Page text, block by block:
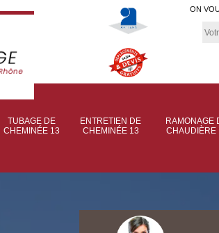
ON
TUBAGE DE
CHEMINÉE 13
ENTRETIEN DE
CHEMINÉE 13
RAMONAGE
CHAUDIÈRE